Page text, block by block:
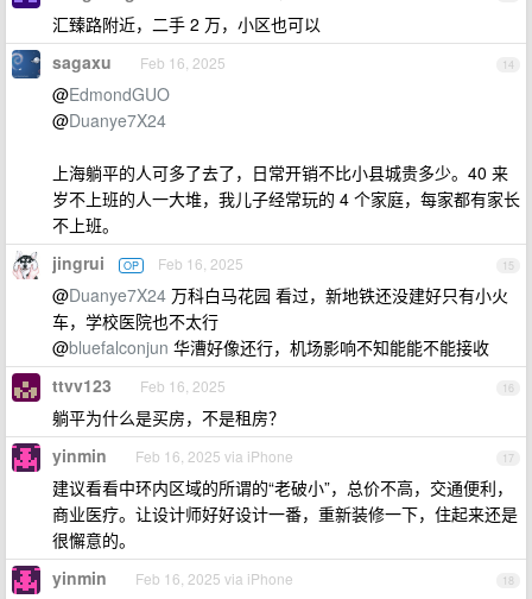
汇臻路附近，二手 2 万，小区也可以
14
sagaxu Feb 16, 2025
@EdmondGUO
@Duanye7X24
上海躺平的人可多了去了，日常开销不比小县城贵多少。40 来
岁不上班的人一大堆，我儿子经常玩的 4 个家庭，每家都有家长
不上班。
15
jingrui OP Feb 16, 2025
@Duanye7X24 万科白马花园 看过，新地铁还没建好只有小火
车，学校医院也不太行
@bluefalconjun 华漕好像还行，机场影响不知能能不能接收
16
ttvv123 Feb 16, 2025
躺平为什么是买房，不是租房？
17
yinmin Feb 16, 2025 via iPhone
建议看看中环内区域的所谓的“老破小”，总价不高，交通便利，
商业医疗。让设计师好好设计一番，重新装修一下，住起来还是
很懈意的。
18
yinmin Feb 16, 2025 via iPhone